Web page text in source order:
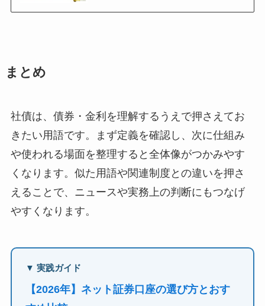
まとめ
社債は、債券・金利を理解するうえで押さえてお
きたい用語です。まず定義を確認し、次に仕組み
や使われる場面を整理すると全体像がつかみやす
くなります。似た用語や関連制度との違いを押さ
えることで、ニュースや実務上の判断にもつなげ
やすくなります。
▼ 実践ガイド
【2026年】ネット証券口座の選び方とおす